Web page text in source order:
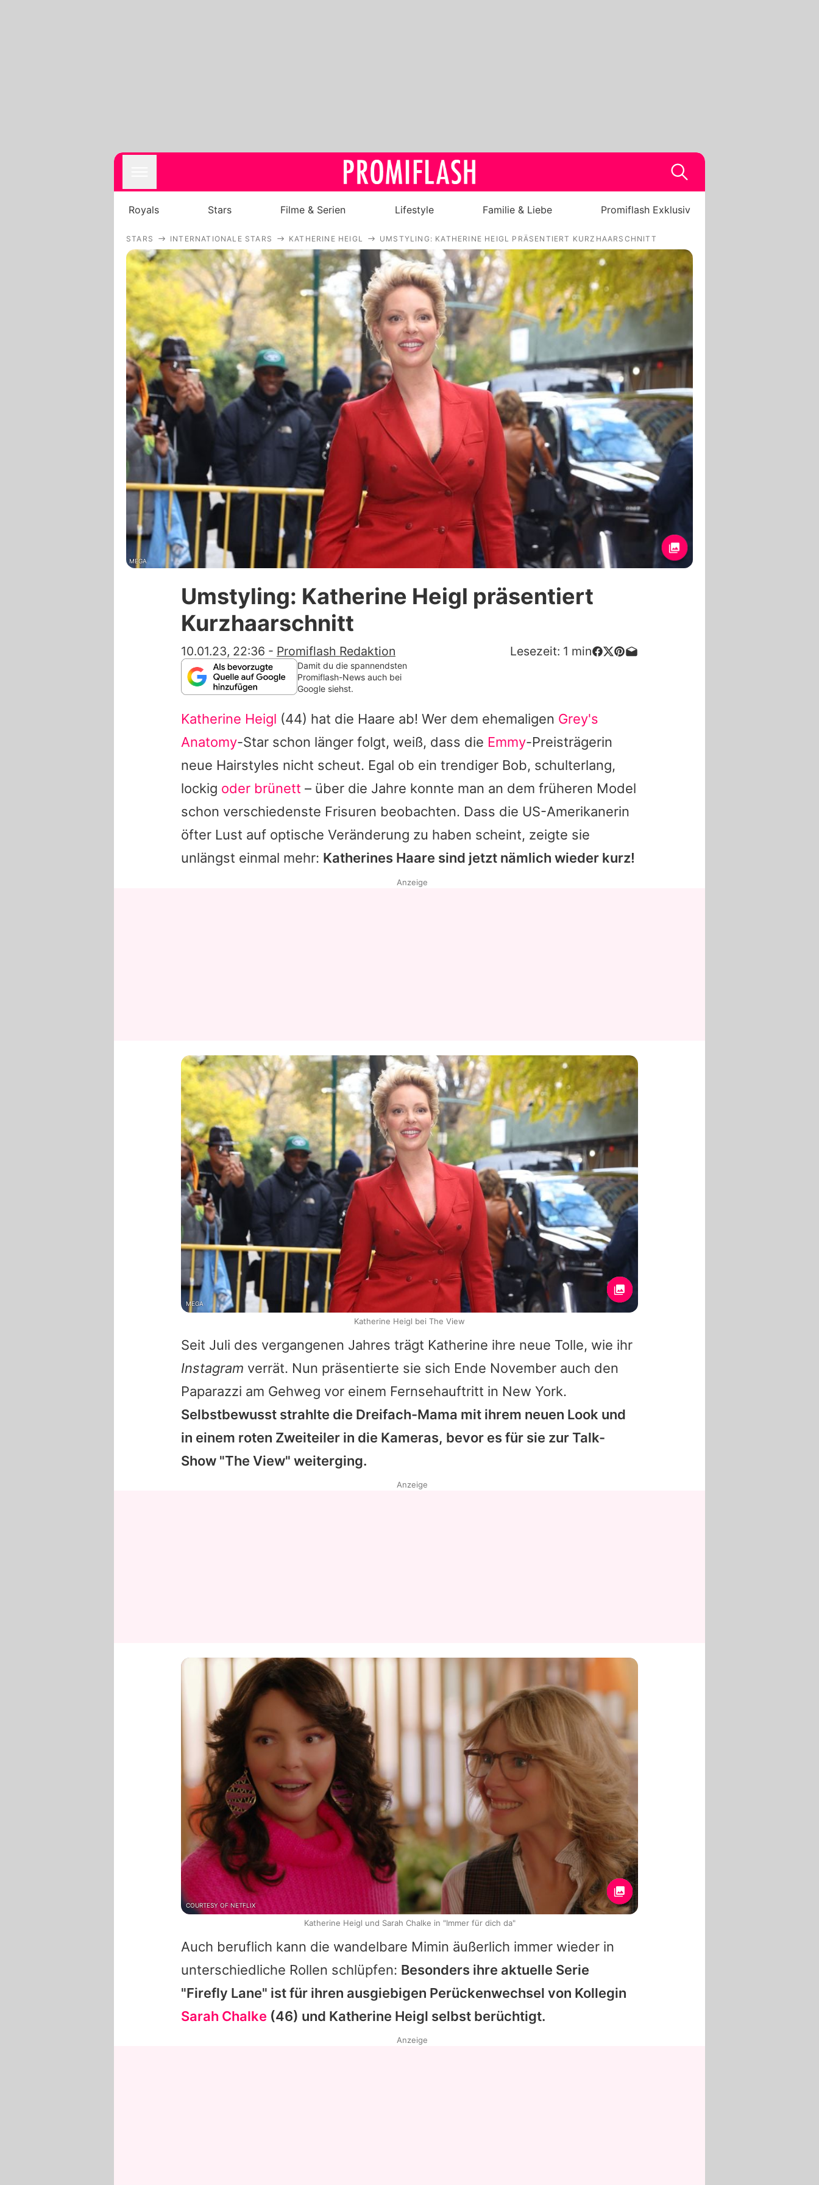
Royals
Stars
Filme & Serien
Lifestyle
Familie & Liebe
Promiflash Exklusiv
Alle Themen auf Promiflash
Jobs
App runterladen
Team
Redaktionelle Richtlinien
Impressum
Datenschutzerklärung
Nutzungsbedingungen
Royals Stars Filme & Serien Lifestyle Familie & Liebe Promiflash Exklusiv
STARS INTERNATIONALE STARS KATHERINE HEIGL UMSTYLING: KATHERINE HEIGL PRÄSENTIERT KURZHAARSCHNITT
MEGA
Umstyling: Katherine Heigl präsentiert
Kurzhaarschnitt
10.01.23, 22:36 - Promiflash Redaktion Lesezeit: 1 min
Damit du die spannendsten
Promiflash-News auch bei
Google siehst.
Katherine Heigl (44) hat die Haare ab! Wer dem ehemaligen Grey's
Anatomy-Star schon länger folgt, weiß, dass die Emmy-Preisträgerin
neue Hairstyles nicht scheut. Egal ob ein trendiger Bob, schulterlang,
lockig oder brünett – über die Jahre konnte man an dem früheren Model
schon verschiedenste Frisuren beobachten. Dass die US-Amerikanerin
öfter Lust auf optische Veränderung zu haben scheint, zeigte sie
unlängst einmal mehr: Katherines Haare sind jetzt nämlich wieder kurz!
Seit Juli des vergangenen Jahres trägt Katherine ihre neue Tolle, wie ihr
Instagram verrät. Nun präsentierte sie sich Ende November auch den
Paparazzi am Gehweg vor einem Fernsehauftritt in New York.
Selbstbewusst strahlte die Dreifach-Mama mit ihrem neuen Look und
in einem roten Zweiteiler in die Kameras, bevor es für sie zur Talk-
Show "The View" weiterging.
Auch beruflich kann die wandelbare Mimin äußerlich immer wieder in
unterschiedliche Rollen schlüpfen: Besonders ihre aktuelle Serie
"Firefly Lane" ist für ihren ausgiebigen Perückenwechsel von Kollegin
Sarah Chalke (46) und Katherine Heigl selbst berüchtigt.
Anzeige
MEGA
Katherine Heigl bei The View
Anzeige
COURTESY OF NETFLIX
Katherine Heigl und Sarah Chalke in "Immer für dich da"
Anzeige